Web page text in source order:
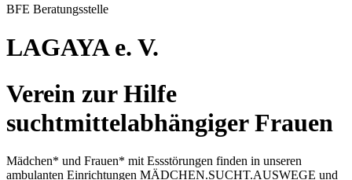
BFE Beratungsstelle
LAGAYA e. V.
Verein zur Hilfe
suchtmittelabhängiger Frauen
Mädchen* und Frauen* mit Essstörungen finden in unseren
ambulanten Einrichtungen MÄDCHEN.SUCHT.AUSWEGE und